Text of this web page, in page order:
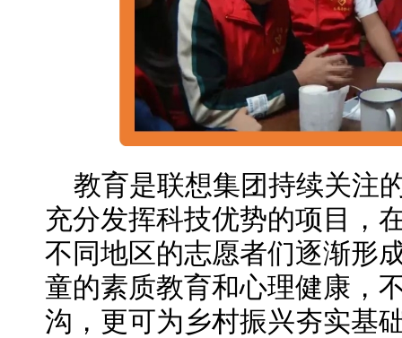
教育是联想集团持续关注
充分发挥科技优势的项目，
不同地区的志愿者们逐渐
童的素质教育和心理健康，
沟，更可为乡村振兴夯实基